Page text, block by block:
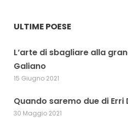
ULTIME POESE
L’arte di sbagliare alla
Galiano
15 Giugno 2021
Quando saremo due di Erri
30 Maggio 2021